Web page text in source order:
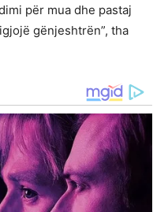
për mua dhe pastaj
gënjeshtrën”, tha